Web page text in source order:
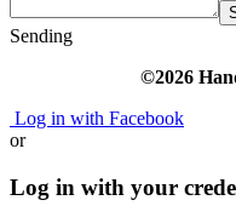
Sending
©2026
Log in with Facebook
or
Log in with your